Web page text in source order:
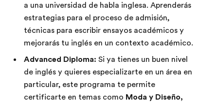
a una universidad de habla inglesa. Aprenderás
estrategias para el proceso de admisión,
técnicas para escribir ensayos académicos y
mejorarás tu inglés en un contexto académico.
Advanced Diploma: Si ya tienes un buen nivel
de inglés y quieres especializarte en un área en
particular, este programa te permite
certificarte en temas como Moda y Diseño,